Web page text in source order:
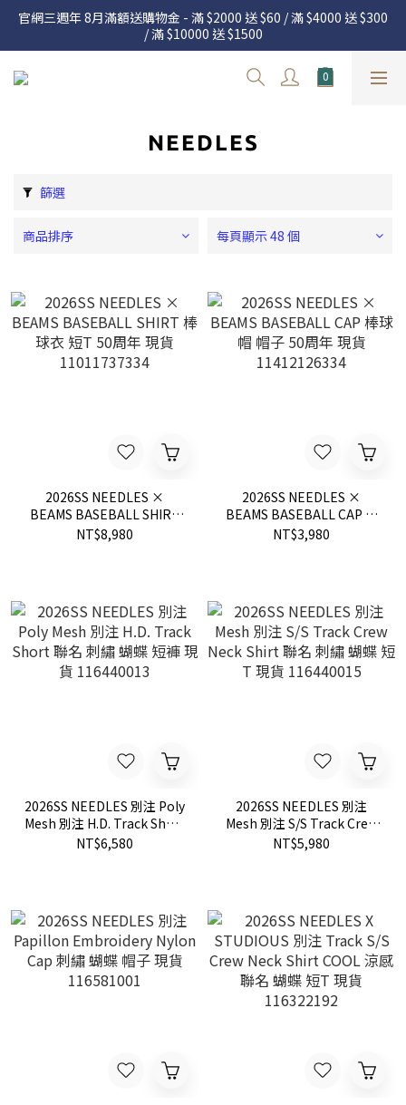
官網三週年 8月滿額送購物金 - 滿 $2000 送 $60 / 滿 $4000 送 $300
/ 滿 $10000 送 $1500
官網三週年 8月滿額送購物金 - 滿 $2000 送 $60 / 滿 $4000 送 $300
/ 滿 $10000 送 $1500
7.22 – 8.13 日本連線中，絕對讓你買到爆
度請詳閱公告
NEEDLES
篩選
商品排序 每頁顯示 48 個
2026SS NEEDLES ×
BEAMS BASEBALL SHIRT
棒球衣 短T 50周年 現貨
NT$8,980
2026SS NEEDLES ×
BEAMS BASEBALL CAP 棒
球帽 帽子 50周年 現貨
NT$3,980
2026SS NEEDLES 別注 Poly
Mesh 別注 H.D. Track Short
聯名 刺繡 蝴蝶 短褲 現貨
NT$6,580
2026SS NEEDLES 別注
Mesh 別注 S/S Track Crew
Neck Shirt 聯名 刺繡 蝴蝶
NT$5,980